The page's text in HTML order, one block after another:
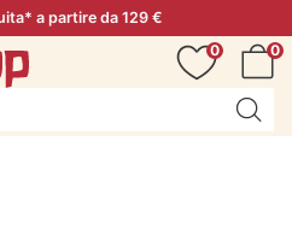
a partire da 129 €
0
0